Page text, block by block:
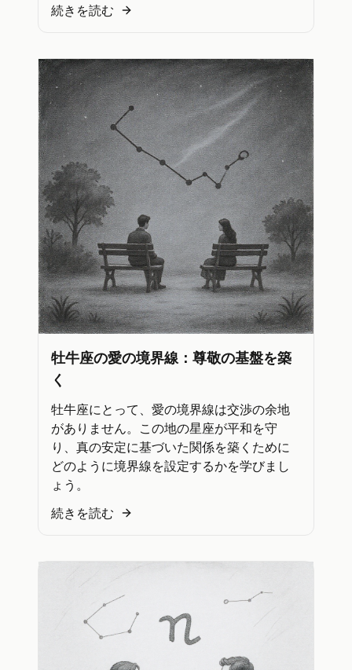
続きを読む
牡牛座の愛の境界線：尊敬の基盤を築
く
牡牛座にとって、愛の境界線は交渉の余地
がありません。この地の星座が平和を守
り、真の安定に基づいた関係を築くために
どのように境界線を設定するかを学びまし
ょう。
続きを読む